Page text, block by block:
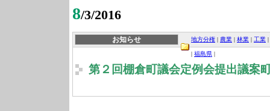
8/3/2016
お知らせ 地方分権 | 農業 | 林業 | 工業 |
| 福島県 |
第２回棚倉町議会定例会提出議案